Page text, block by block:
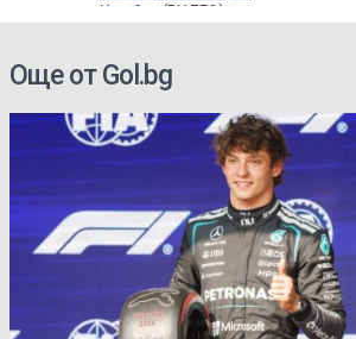
Украйна (ВИДЕО)
Още от Gol.bg